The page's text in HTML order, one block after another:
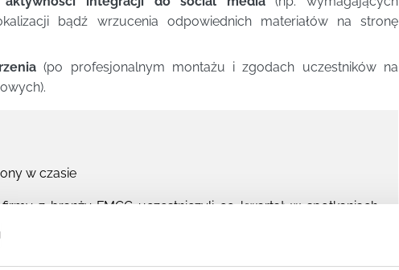
bądź wrzucenia odpowiednich materiałów na stronę
(po profesjonalnym montażu i zgodach uczestników na
w czasie
z branży FMCG uczestniczyli co kwartał w spotkaniach
wyników sprzedaży i zaplanowanie działań na